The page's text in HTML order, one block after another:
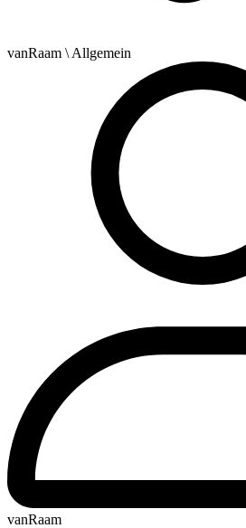
vanRaam \ Allgemein
vanRaam